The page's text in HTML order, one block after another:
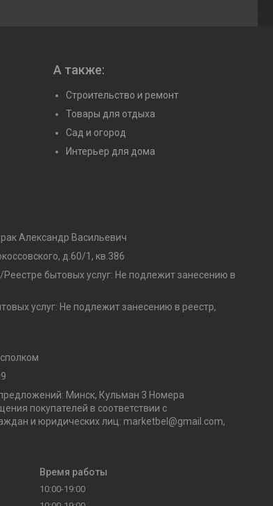
А также:
Строительство и ремонт
Товары для отдыха
Сад и огород
Интерьер для дома
Александр Васильевич
д.60/1, кв.386
бытовых услуг: Не подлежит занесению в
услуг: Не подлежит занесению в реестр,
Минск, Кульман 3 Номера
покупателей в соответствии с
и юридических лиц: marketbel@gmail.com,
Время работы
10:00-19:00